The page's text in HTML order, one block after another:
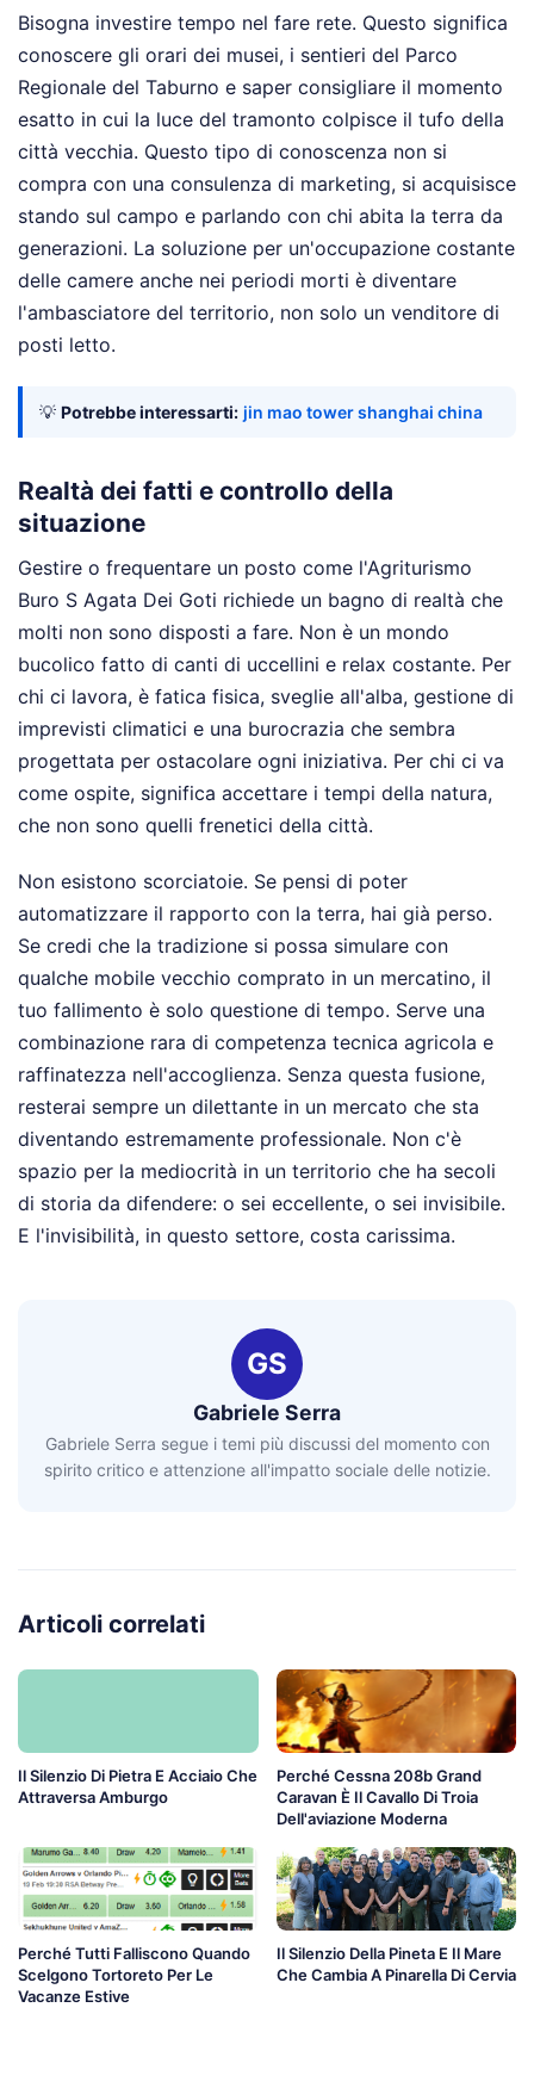
Bisogna investire tempo nel fare rete. Questo significa
conoscere gli orari dei musei, i sentieri del Parco
Regionale del Taburno e saper consigliare il momento
esatto in cui la luce del tramonto colpisce il tufo della
città vecchia. Questo tipo di conoscenza non si
compra con una consulenza di marketing, si acquisisce
stando sul campo e parlando con chi abita la terra da
generazioni. La soluzione per un'occupazione costante
delle camere anche nei periodi morti è diventare
l'ambasciatore del territorio, non solo un venditore di
posti letto.
💡 Potrebbe interessarti: jin mao tower shanghai china
Realtà dei fatti e controllo della
situazione
Gestire o frequentare un posto come l'Agriturismo
Buro S Agata Dei Goti richiede un bagno di realtà che
molti non sono disposti a fare. Non è un mondo
bucolico fatto di canti di uccellini e relax costante. Per
chi ci lavora, è fatica fisica, sveglie all'alba, gestione di
imprevisti climatici e una burocrazia che sembra
progettata per ostacolare ogni iniziativa. Per chi ci va
come ospite, significa accettare i tempi della natura,
che non sono quelli frenetici della città.
Non esistono scorciatoie. Se pensi di poter
automatizzare il rapporto con la terra, hai già perso.
Se credi che la tradizione si possa simulare con
qualche mobile vecchio comprato in un mercatino, il
tuo fallimento è solo questione di tempo. Serve una
combinazione rara di competenza tecnica agricola e
raffinatezza nell'accoglienza. Senza questa fusione,
resterai sempre un dilettante in un mercato che sta
diventando estremamente professionale. Non c'è
spazio per la mediocrità in un territorio che ha secoli
di storia da difendere: o sei eccellente, o sei invisibile.
E l'invisibilità, in questo settore, costa carissima.
GS
Gabriele Serra
Gabriele Serra segue i temi più discussi del momento con
spirito critico e attenzione all'impatto sociale delle notizie.
Articoli correlati
Il Silenzio Di Pietra E Acciaio Che
Attraversa Amburgo
Perché Cessna 208b Grand
Caravan È Il Cavallo Di Troia
Dell'aviazione Moderna
Perché Tutti Falliscono Quando
Scelgono Tortoreto Per Le
Vacanze Estive
Il Silenzio Della Pineta E Il Mare
Che Cambia A Pinarella Di Cervia